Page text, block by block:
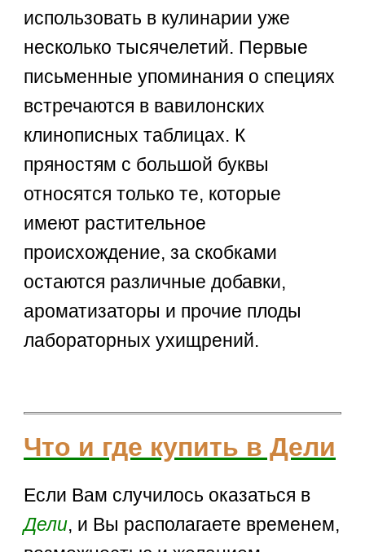
использовать в кулинарии уже
несколько тысячелетий. Первые
письменные упоминания о специях
встречаются в вавилонских
клинописных таблицах. К
пряностям с большой буквы
относятся только те, которые
имеют растительное
происхождение, за скобками
остаются различные добавки,
ароматизаторы и прочие плоды
лабораторных ухищрений.
Что и где купить в Дели
Если Вам случилось оказаться в
Дели, и Вы располагаете временем,